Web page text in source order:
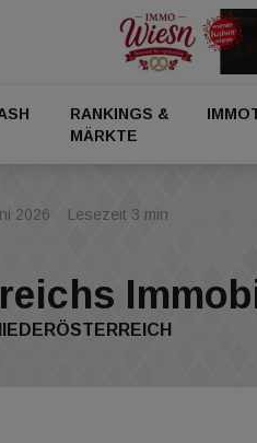
RANKINGS &
MÄRKTE
2026 Lesezeit 3 min